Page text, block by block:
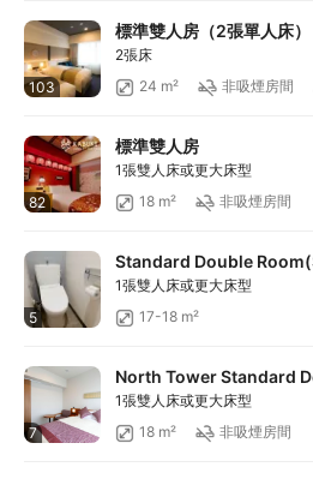
103
標準雙人房（2張單人床）
2張床
24 m²
非吸煙房間
82
標準雙人房
1張雙人床或更大床型
18 m²
非吸煙房間
5
Standard Double
1張雙人床或更大床型
17-18 m²
7
North Tower Standard
1張雙人床或更大床型
18 m²
非吸煙房間